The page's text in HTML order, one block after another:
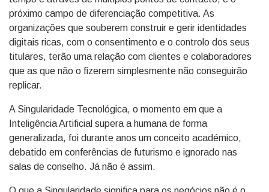
próximo campo de diferenciação competitiva. As
organizações que souberem construir e gerir identidades
digitais ricas, com o consentimento e o controlo dos seus
titulares, terão uma relação com clientes e colaboradores
que as que não o fizerem simplesmente não conseguirão
replicar.
A Singularidade Tecnológica, o momento em que a
Inteligência Artificial supera a humana de forma
generalizada, foi durante anos um conceito académico,
debatido em conferências de futurismo e ignorado nas
salas de conselho. Já não é assim.